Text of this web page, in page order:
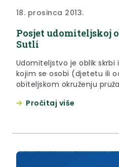
18. prosinca 2013.
Posjet udomiteljskoj
Sutli
Udomiteljstvo je oblik
kojim se osobi (djetetu ili
obiteljskom okruženju pruža briga primjerena njenoj
djetetu odrastanje u
Pročitaj više